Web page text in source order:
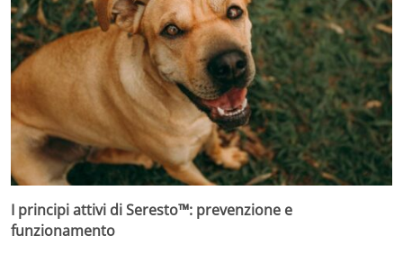
I principi attivi di Seresto™: prevenzione e
funzionamento